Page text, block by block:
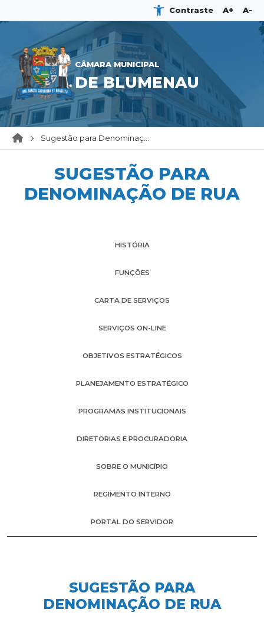
Contraste A+ A-
CÂMARA MUNICIPAL
DE BLUMENAU
Sugestão para Denominaç...
SUGESTÃO PARA
DENOMINAÇÃO DE RUA
HISTÓRIA
FUNÇŌES
CARTA DE SERVIÇOS
SERVIÇOS ON-LINE
OBJETIVOS ESTRATÉGICOS
PLANEJAMENTO ESTRATÉGICO
PROGRAMAS INSTITUCIONAIS
DIRETORIAS E PROCURADORIA
SOBRE O MUNICÍPIO
REGIMENTO INTERNO
PORTAL DO SERVIDOR
SUGESTÃO PARA
DENOMINAÇÃO DE RUA